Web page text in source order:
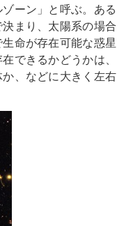
ーン」と呼ぶ。ある
まり、太陽系の場合
命が存在可能な惑星
できるかどうかは、
、などに大きく左右